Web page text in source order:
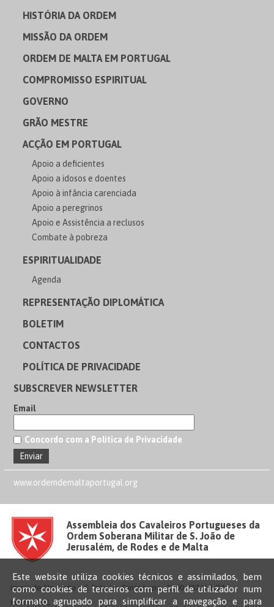
Este website utiliza cookies técnicos e assimilados, bem
como cookies de terceiros com perfil de utilizador num
formato agrupado para simplificar a navegação e para
HISTÓRIA DA ORDEM
MISSÃO DA ORDEM
ORDEM DE MALTA EM PORTUGAL
COMPROMISSO ESPIRITUAL
GOVERNO
GRÃO MESTRE
ACÇÃO EM PORTUGAL
Apoio a deficientes
Apoio a idosos e doentes
Apoio à infância carenciada
Apoio a peregrinos
Apoio e Assistência a reclusos
Combate à pobreza
ESPIRITUALIDADE
Agenda
REPRESENTAÇÃO DIPLOMÁTICA
BOLETIM
CONTACTOS
POLÍTICA DE PRIVACIDADE
SUBSCREVER NEWSLETTER
Email
Concordo com a Política de Privacidade
www.ordemdemaltaportugal.org
Assembleia dos Cavaleiros Portugueses da
Ordem Soberana Militar de S. João de
Jerusalém, de Rodes e de Malta
Igreja de Sta. Luzia e S. Brás, Lg. Santa Luzia - 1100-487 LISBOA –
PORTUGAL